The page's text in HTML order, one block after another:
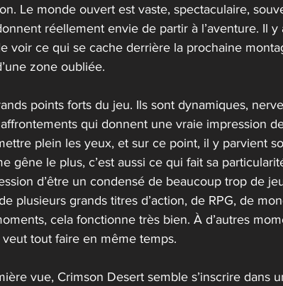
Le monde ouvert est vaste, spectaculaire,
réellement envie de partir à l’aventure. Il y
voir ce qui se cache derrière la prochaine
zone oubliée.
points forts du jeu. Ils sont dynamiques,
qui donnent une vraie impression
plein les yeux, et sur ce point, il y parvient
gêne le plus, c’est aussi ce qui fait sa
d’être un condensé de beaucoup trop de
plusieurs grands titres d’action, de RPG, de
cela fonctionne très bien. À d’autres
tout faire en même temps.
vue, Crimson Desert semble s’inscrire dans